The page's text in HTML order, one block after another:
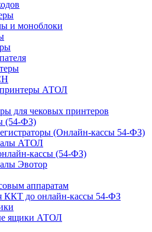
и моноблоки
АТОЛ
для чековых принтеров
(54-ФЗ)
(Онлайн-кассы 54-ФЗ)
АТОЛ
кассы (54-ФЗ)
Эвотор
аппаратам
ККТ до онлайн-кассы 54-ФЗ
ящики АТОЛ